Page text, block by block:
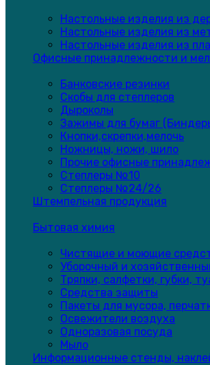
Настольные изделия из
Настольные изделия из
Настольные изделия из
Офисные принадлежности и
Банковские резинки
Скобы для степлеров
Дыроколы
Зажимы для бумаг
Кнопки,скрепки,мелочь
Ножницы, ножи, шило
Прочие офисные
Степлеры №10
Степлеры №24/26
Штемпельная продукция
Бытовая химия
Чистящие и моющие
Уборочный и
Тряпки, салфетки, губки,
Средства защиты
Пакеты для мусора,
Освежители воздуха
Одноразовая посуда
Мыло
Информационные стенды,